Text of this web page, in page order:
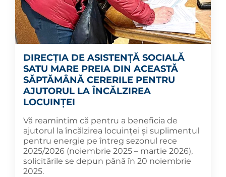
DIRECȚIA DE ASISTENȚĂ SOCIALĂ
SATU MARE PREIA DIN ACEASTĂ
SĂPTĂMÂNĂ CERERILE PENTRU
AJUTORUL LA ÎNCĂLZIREA
LOCUINȚEI
Vă reamintim că pentru a beneficia de
ajutorul la încălzirea locuinței și suplimentul
pentru energie pe întreg sezonul rece
2025/2026 (noiembrie 2025 – martie 2026),
solicitările se depun până în 20 noiembrie
2025.